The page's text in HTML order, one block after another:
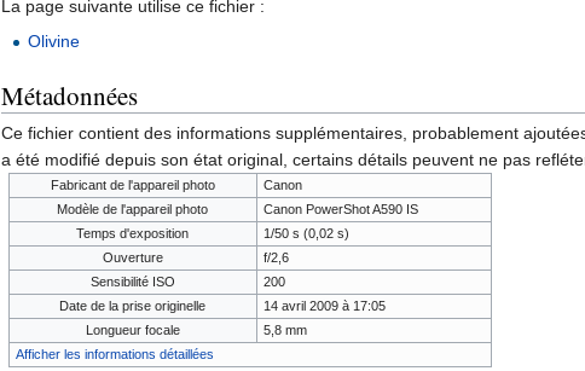
La page suivante utilise ce fichier :
Olivine
Métadonnées
Ce fichier contient des informations supplémentaires, probablement
a été modifié depuis son état original, certains détails peuvent ne pas
Fabricant de l'appareil photo
Canon
Modèle de l'appareil photo
Canon PowerShot A590 IS
Temps d'exposition
1/50 s (0,02 s)
Ouverture
f/2,6
Sensibilité ISO
200
Date de la prise originelle
14 avril 2009 à 17:05
Longueur focale
5,8 mm
Afficher les informations détaillées